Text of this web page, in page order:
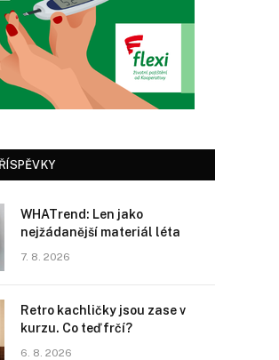
WHATrend: Len jako
nejžádanější materiál léta
7. 8. 2026
Retro kachličky jsou zase v
kurzu. Co teď frčí?
6. 8. 2026